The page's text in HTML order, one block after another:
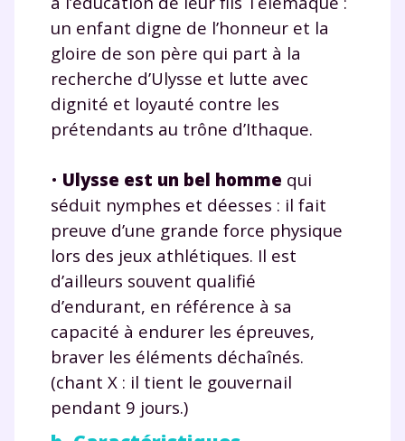
un enfant digne de l’honneur et la
gloire de son père qui part à la
recherche d’Ulysse et lutte avec
dignité et loyauté contre les
prétendants au trône d’Ithaque.
• Ulysse est un bel homme qui
séduit nymphes et déesses : il fait
preuve d’une grande force physique
lors des jeux athlétiques. Il est
d’ailleurs souvent qualifié
d’endurant, en référence à sa
capacité à endurer les épreuves,
braver les éléments déchaînés.
(chant X : il tient le gouvernail
pendant 9 jours.)